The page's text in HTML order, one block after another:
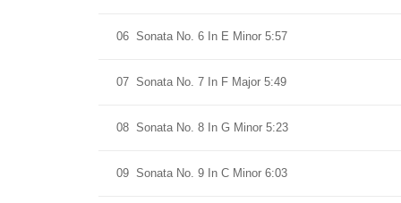
06 Sonata No. 6 In E Minor 5:57
07 Sonata No. 7 In F Major 5:49
08 Sonata No. 8 In G Minor 5:23
09 Sonata No. 9 In C Minor 6:03